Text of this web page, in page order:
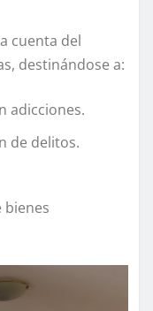
cuenta del
destinándose a:
adicciones.
de delitos.
bienes